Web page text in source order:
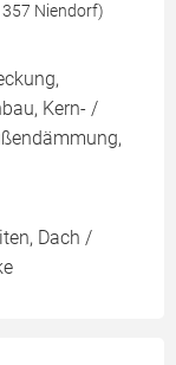
Niendorf)
Kern- /
Dach /